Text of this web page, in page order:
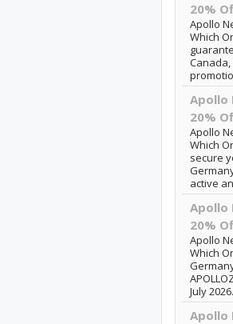
20%
Apollo
Which
Canada,
Apollo
20%
Apollo
Which
secure
active
Apollo
20%
Apollo
Which
July
Apollo